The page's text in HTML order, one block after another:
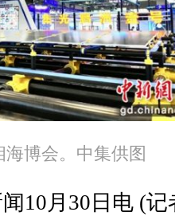
博会。中集供图
月30日电 (记